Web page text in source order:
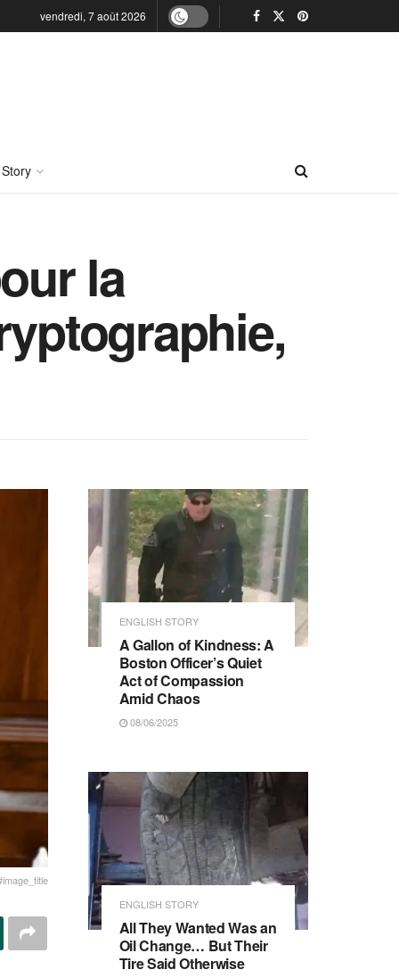
vendredi, 7 août 2026
la
ENGLISH STORY
A Gallon of Kindness: A
Boston Officer’s Quiet
Act of Compassion
Amid Chaos
08/06/2025
ENGLISH STORY
All They Wanted Was an
Oil Change… But Their
Tire Said Otherwise